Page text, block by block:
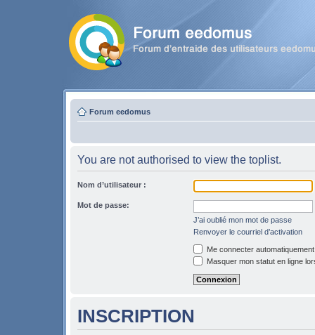
Forum eedomus
You are not authorised to view the toplist.
Nom d’utilisateur :
Mot de passe:
J’ai oublié mon mot de passe
Renvoyer le courriel d’activation
Me connecter
Masquer mon statut en ligne
INSCRIPTION